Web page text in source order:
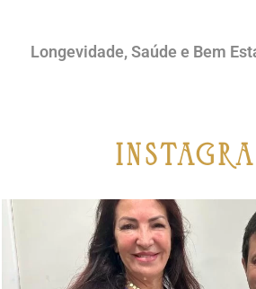
Longevidade, Saúde e Bem